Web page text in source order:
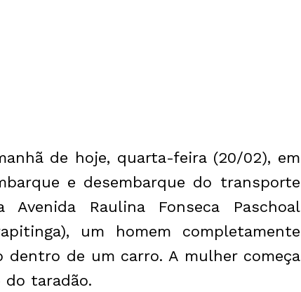
de hoje, quarta-feira (20/02), em
e desembarque do transporte
Raulina Fonseca Paschoal
um homem completamente
dentro de um carro. A mulher começa
do taradão.